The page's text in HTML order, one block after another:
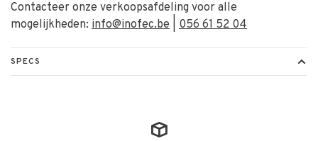
Contacteer onze verkoopsafdeling voor alle
mogelijkheden: info@inofec.be 056 61 52 04
SPECS